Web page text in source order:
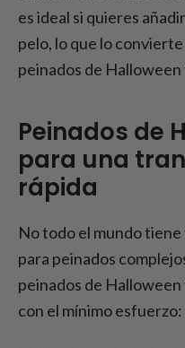
es ideal si quieres
pelo, lo que lo
peinados de Halloween
Peinados de
para una
rápida
No todo el mundo
para peinados
peinados de
con el mínimo esfuerzo: